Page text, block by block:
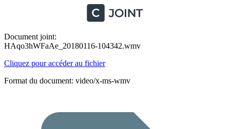
Document joint:
HAqo3hWFaAe_20180116-104342.wmv
Cliquez pour accéder au fichier
Format du document: video/x-ms-wmv